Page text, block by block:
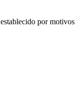
por motivos